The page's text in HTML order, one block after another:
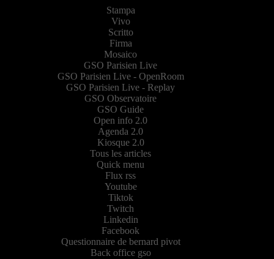
Stampa
Vivo
Scritto
Firma
Mosaico
GSO Parisien Live
GSO Parisien Live - OpenRoom
GSO Parisien Live - Replay
GSO Observatoire
GSO Guide
Open info 2.0
Agenda 2.0
Kiosque 2.0
Tous les articles
Quick menu
Flux rss
Youtube
Tiktok
Twitch
Linkedin
Facebook
Questionnaire de bernard pivot
Back office gso